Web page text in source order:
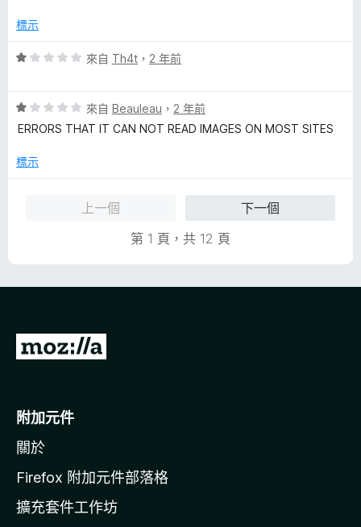
分
分
分
滿
分
標示
評
分
，
分
來自 Th4t ， 2 年前
評
價
分
來自 Beauleau ， 2 年前
ERRORS THAT IT CAN NOT READ IMAGES ON MOST SITES
標示
上一個
下一個
第 1 頁，共 12 頁
前
o
i
l
a
附加元件
關於
Firefox 附加元件部落格
擴充套件工作坊